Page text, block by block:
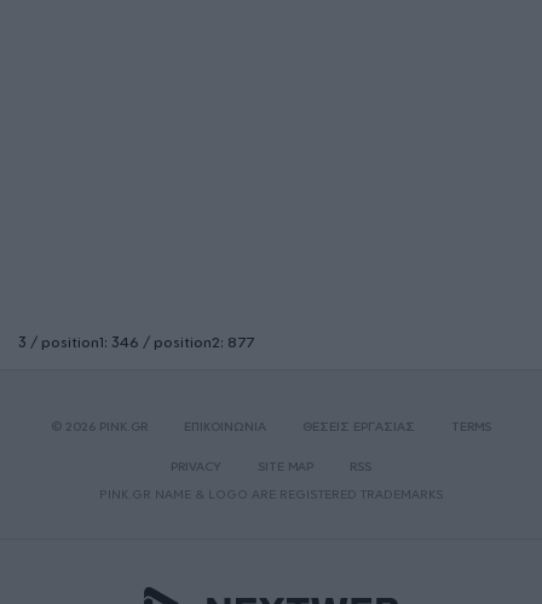
3 / position1: 346 / position2: 877
© 2026 PINK.GR ΕΠΙΚΟΙΝΩΝΙΑ ΘΕΣΕΙΣ ΕΡΓΑΣΙΑΣ TERMS
PRIVACY SITE MAP
RSS
PINK.GR NAME & LOGO ARE REGISTERED TRADEMARKS